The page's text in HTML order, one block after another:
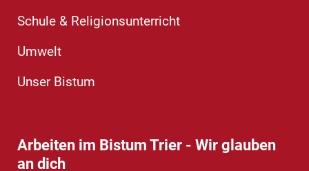
Schule & Religionsunterricht
Umwelt
Unser Bistum
Arbeiten im Bistum Trier - Wir glauben
an dich